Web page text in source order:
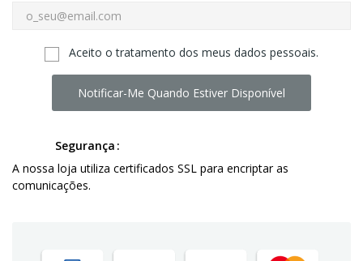
Aceito o tratamento dos meus dados pessoais.
Notificar-Me Quando Estiver Disponível
Segurança
A nossa loja utiliza certificados SSL para encriptar as
comunicações.